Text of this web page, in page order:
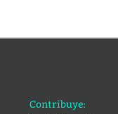
Contribuye: